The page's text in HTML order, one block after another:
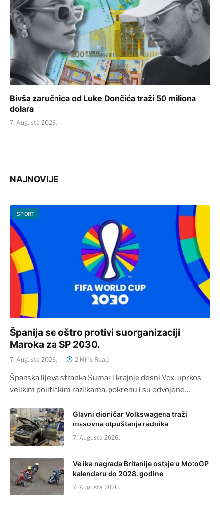
Bivša zaručnica od Luke Dončića traži 50 miliona
dolara
7. Augusta 2026.
NAJNOVIJE
SPORT
Španija se oštro protivi suorganizaciji
Maroka za SP 2030.
7. Augusta 2026. 2 Mins Read
Španska lijeva stranka Sumar i krajnje desni Vox, uprkos
velikim političkim razlikama, pokrenuli su odvojene…
Glavni dioničar Volkswagena traži
masovna otpuštanja radnika
7. Augusta 2026.
Velika nagrada Britanije ostaje u MotoGP
kalendaru do 2028. godine
7. Augusta 2026.